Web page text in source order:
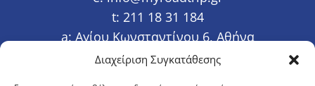
Διαχείριση Συγκατάθεσης
t: 211 18 31 184
a:Αγίου Κωνσταντίνου 6, Αθήνα
 